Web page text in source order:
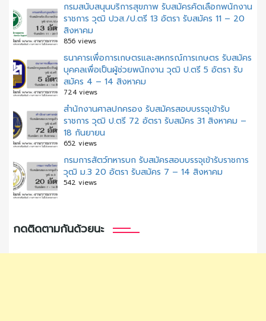
กรมสนับสนุนบริการสุขภาพ รับสมัครคัดเลือกพนักงาน
ราชการ วุฒิ ปวส./ป.ตรี 13 อัตรา รับสมัคร 11 – 20
สิงหาคม
856 views
ธนาคารเพื่อการเกษตรและสหกรณ์การเกษตร รับสมัคร
บุคคลเพื่อเป็นผู้ช่วยพนักงาน วุฒิ ป.ตรี 5 อัตรา รับ
สมัคร 4 – 14 สิงหาคม
724 views
สํานักงานศาลปกครอง รับสมัครสอบบรรจุเข้ารับ
ราชการ วุฒิ ป.ตรี 72 อัตรา รับสมัคร 31 สิงหาคม –
18 กันยายน
652 views
กรมการสัตว์ทหารบก รับสมัครสอบบรรจุเข้ารับราชการ
วุฒิ ม.3 20 อัตรา รับสมัคร 7 – 14 สิงหาคม
542 views
กดติดตามกันด้วยนะ